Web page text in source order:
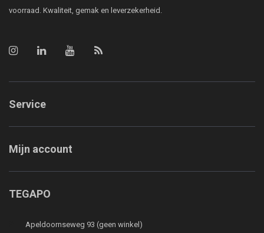
voorraad. Kwaliteit, gemak en leverzekerheid.
Service
Mijn account
TEGAPO
Apeldoornseweg 93 (geen winkel)